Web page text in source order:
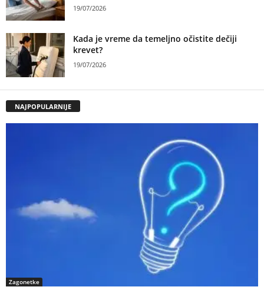
19/07/2026
Kada je vreme da temeljno očistite dečiji
krevet?
19/07/2026
NAJPOPULARNIJE
Zagonetke